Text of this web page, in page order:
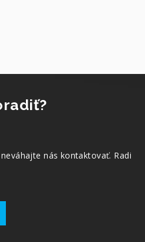
nás kontaktovať. Radi